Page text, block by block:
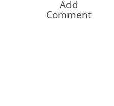
Add
Comment